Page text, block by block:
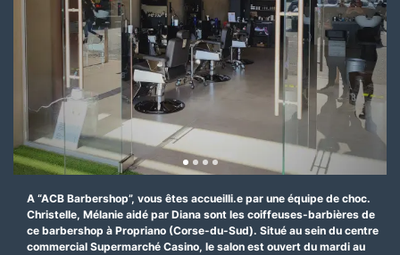
A “ACB Barbershop”, vous êtes accueilli.e par une équipe de choc.
Christelle, Mélanie aidé par Diana sont les coiffeuses-barbières de
ce barbershop à Propriano (Corse-du-Sud). Situé au sein du centre
commercial Supermarché Casino, le salon est ouvert du mardi au